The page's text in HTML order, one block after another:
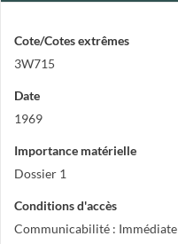
Cote/Cotes extrêmes
3W715
Date
1969
Importance matérielle
Dossier 1
Conditions d'accès
Communicabilité : Immédiate